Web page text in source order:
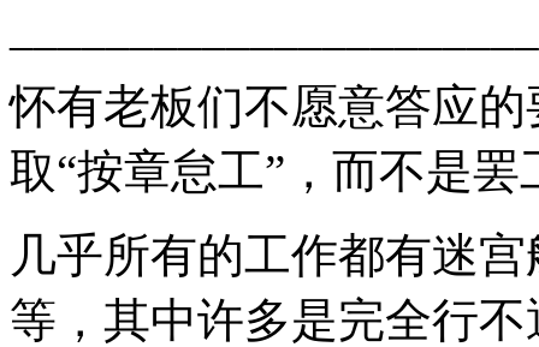
怀有老板们不愿意答应
取“按章怠工”，而不是罢
几乎所有的工作都有迷
等，其中许多是完全行